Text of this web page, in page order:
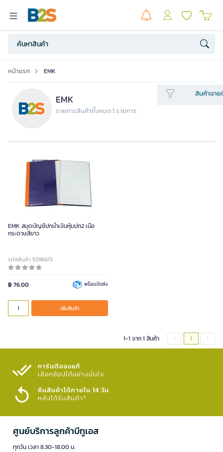
หน้าแรก EMK
EMK
รายการสินค้าทั้งหมด 1 รายการ
สินค้าขาย
EMK สมุดบัญชีปกน้ำเงินหุ้มปก2 เนื้อ
กระดาษสีขาว
รหัสสินค้า 5096613
฿ 76.00 พร้อมจัดส่ง
เพิ่มสินค้า
1-1 จาก 1 สินค้า 1
การันตีของแท้
เลือกช้อปได้อย่างมั่นใจ​
คืนสินค้าได้ภายใน 14 วัน
หลังได้รับสินค้า*
ศูนย์บริการลูกค้าบีทูเอส
ทุกวัน เวลา 8.30-18.00 น.